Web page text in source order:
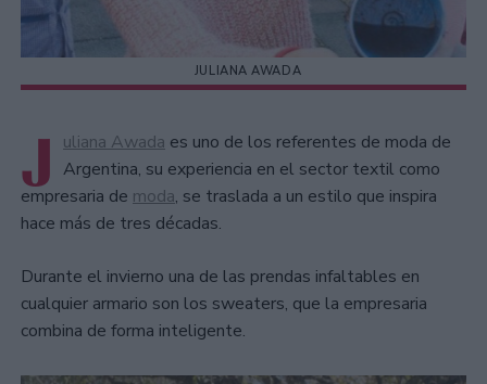
JULIANA AWADA
J uliana Awada es uno de los referentes de moda de
Argentina, su experiencia en el sector textil como
empresaria de moda, se traslada a un estilo que inspira
hace más de tres décadas.
Durante el invierno una de las prendas infaltables en
cualquier armario son los sweaters, que la empresaria
combina de forma inteligente.